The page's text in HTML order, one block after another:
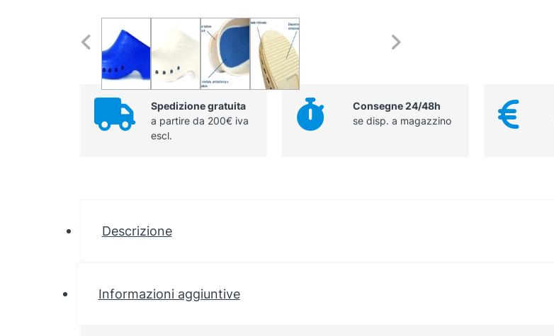
Spedizione gratuita
a partire da 200€ iva
escl.
Consegne 24/48h
se disp. a magazzino
Descrizione
Informazioni aggiuntive